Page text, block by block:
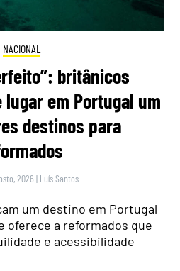
NACIONAL
britânicos
em Portugal um
destinos para
2026 | Luís Santos
um destino em Portugal
oferece a reformados que
e acessibilidade